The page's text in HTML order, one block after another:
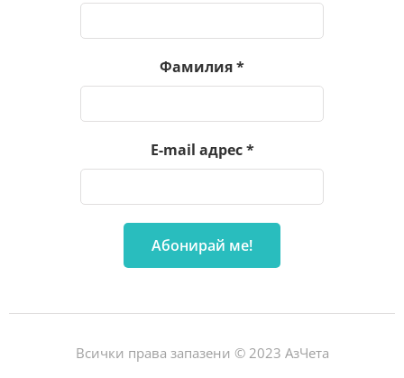
Фамилия*
E-mail адрес*
Всички права запазени © 2023 АзЧета